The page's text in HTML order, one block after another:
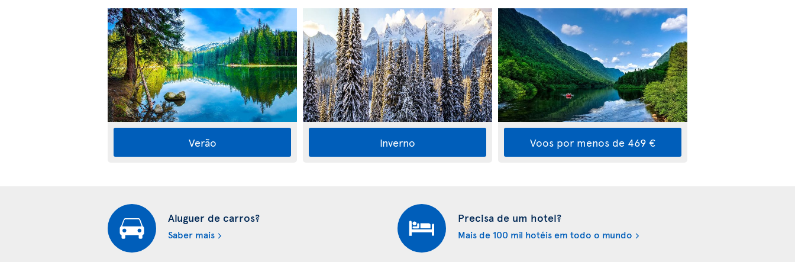
Verão Inverno Voos por menos de 469 €
Aluguer de carros?
Saber mais
Precisa de um hotel?
Mais de 100 mil hotéis em todo o mundo